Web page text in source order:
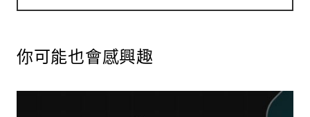
你可能也會感興趣